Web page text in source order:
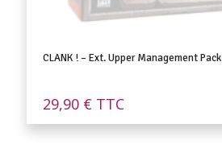
CLANK ! – Ext. Upper Management Pack
29,90 € TTC